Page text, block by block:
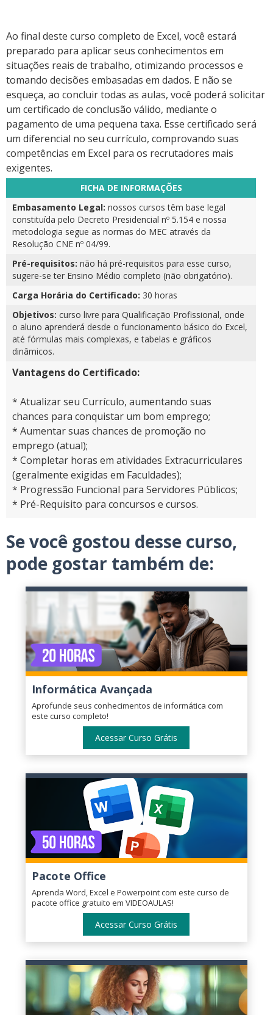
Ao final deste curso completo de Excel, você estará
preparado para aplicar seus conhecimentos em
situações reais de trabalho, otimizando processos e
tomando decisões embasadas em dados. E não se
esqueça, ao concluir todas as aulas, você poderá solicitar
um certificado de conclusão válido, mediante o
pagamento de uma pequena taxa. Esse certificado será
um diferencial no seu currículo, comprovando suas
competências em Excel para os recrutadores mais
exigentes.
FICHA DE INFORMAÇÕES
Embasamento Legal: nossos cursos têm base legal
constituída pelo Decreto Presidencial nº 5.154 e nossa
metodologia segue as normas do MEC através da
Resolução CNE nº 04/99.
Pré-requisitos: não há pré-requisitos para esse curso,
sugere-se ter Ensino Médio completo (não obrigatório).
Carga Horária do Certificado: 30 horas
Objetivos: curso livre para Qualificação Profissional, onde
o aluno aprenderá desde o funcionamento básico do Excel,
até fórmulas mais complexas, e tabelas e gráficos
dinâmicos.
Vantagens do Certificado:
* Atualizar seu Currículo, aumentando suas
chances para conquistar um bom emprego;
* Aumentar suas chances de promoção no
emprego (atual);
* Completar horas em atividades Extracurriculares
(geralmente exigidas em Faculdades);
* Progressão Funcional para Servidores Públicos;
* Pré-Requisito para concursos e cursos.
Se você gostou desse curso,
pode gostar também de:
Informática Avançada
Aprofunde seus conhecimentos de informática com
este curso completo!
Acessar Curso Grátis
Pacote Office
Aprenda Word, Excel e Powerpoint com este curso de
pacote office gratuito em VIDEOAULAS!
Acessar Curso Grátis